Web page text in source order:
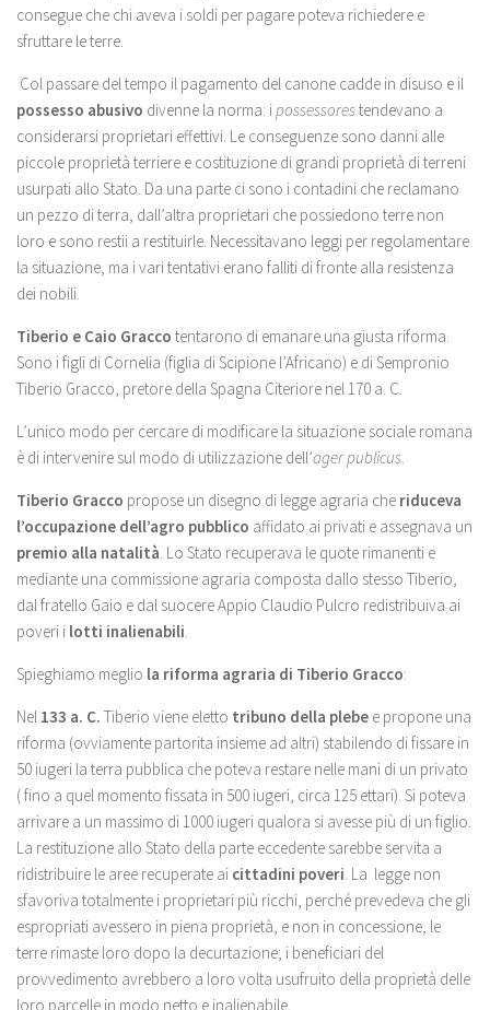
consegue che chi aveva i soldi per pagare poteva richiedere e
sfruttare le terre.
Col passare del tempo il pagamento del canone cadde in disuso e il
possesso abusivo divenne la norma: i possessores tendevano a
considerarsi proprietari effettivi. Le conseguenze sono danni alle
piccole proprietà terriere e costituzione di grandi proprietà di terreni
usurpati allo Stato. Da una parte ci sono i contadini che reclamano
un pezzo di terra, dall’altra proprietari che possiedono terre non
loro e sono restii a restituirle. Necessitavano leggi per regolamentare
la situazione, ma i vari tentativi erano falliti di fronte alla resistenza
dei nobili.
Tiberio e Caio Gracco tentarono di emanare una giusta riforma.
Sono i figli di Cornelia (figlia di Scipione l’Africano) e di Sempronio
Tiberio Gracco, pretore della Spagna Citeriore nel 170 a. C.
L’unico modo per cercare di modificare la situazione sociale romana
è di intervenire sul modo di utilizzazione dell’ager publicus
Tiberio Gracco propose un disegno di legge agraria che riduceva
l’occupazione dell’agro pubblico affidato ai privati e assegnava un
premio alla natalità . Lo Stato recuperava le quote rimanenti e
mediante una commissione agraria composta dallo stesso Tiberio,
dal fratello Gaio e dal suocere Appio Claudio Pulcro redistribuiva ai
poveri i lotti inalienabili
Spieghiamo meglio la riforma agraria di Tiberio Gracco:
Nel 133 a. C. Tiberio viene eletto tribuno della plebe e propone una
riforma (ovviamente partorita insieme ad altri) stabilendo di fissare in
50 iugeri la terra pubblica che poteva restare nelle mani di un privato
( fino a quel momento fissata in 500 iugeri, circa 125 ettari). Si poteva
arrivare a un massimo di 1000 iugeri qualora si avesse più di un figlio.
La restituzione allo Stato della parte eccedente sarebbe servita a
ridistribuire le aree recuperate ai cittadini poveri . La legge non
sfavoriva totalmente i proprietari più ricchi, perché prevedeva che gli
espropriati avessero in piena proprietà, e non in concessione, le
terre rimaste loro dopo la decurtazione; i beneficiari del
provvedimento avrebbero a loro volta usufruito della proprietà delle
loro parcelle in modo netto e inalienabile.